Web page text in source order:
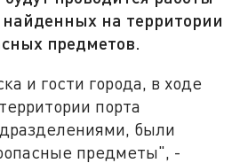
на территории
предметов.
и гости города, в ходе
порта
были
предметы", -